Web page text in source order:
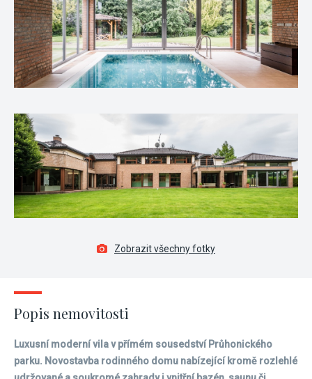
Zobrazit všechny fotky
Popis nemovitosti
Luxusní moderní vila v přímém sousedství Průhonického
parku. Novostavba rodinného domu nabízející kromě rozlehlé